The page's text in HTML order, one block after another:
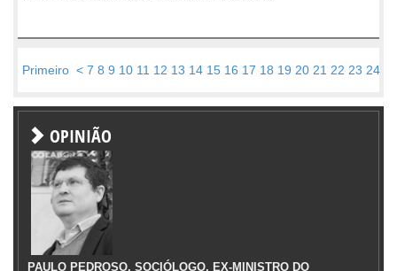
Primeiro < 7 8 9 10 11 12 13 14 15 16 17 18 19 20 21 22 23 24
OPINIÃO
PAULO PEDROSO, SOCIÓLOGO, EX-MINISTRO DO